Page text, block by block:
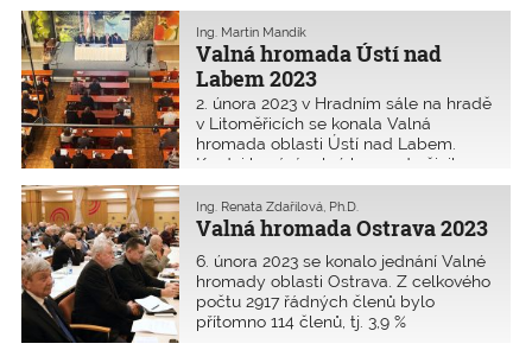
Valná hromada Ústí nad
Labem 2023
Ing. Martin Mandík
2. února 2023 v Hradním sále na hradě
v Litoměřicích se konala Valná
hromada oblasti Ústí nad Labem.
Ke dni konání valné hromady činil
počet autorizovaných osob v oblasti
1800 členů. Na valné hromadě bylo
přítomno 81 členů, tj. 4,5 % AO.
Valná hromada Ostrava 2023
Ing. Renata Zdařilová, Ph.D.
6. února 2023 se konalo jednání Valné
hromady oblasti Ostrava. Z celkového
počtu 2917 řádných členů bylo
přítomno 114 členů, tj. 3,9 %